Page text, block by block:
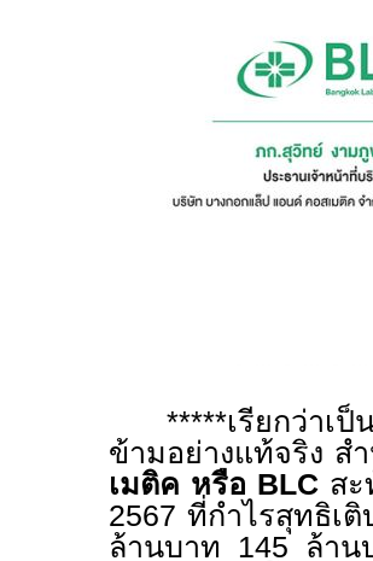
*****เรียกว่าเ
ข้ามอย่างแท้จริง ส
เมติค หรือ BLC ส
2567 ที่กำไรสุทธิเติ
ล้านบาท 145 ล้าน